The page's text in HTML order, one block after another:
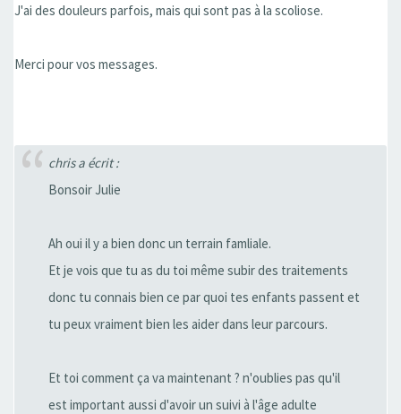
J'ai des douleurs parfois, mais qui sont pas à la scoliose.
Merci pour vos messages.
chris a écrit :
Bonsoir Julie
Ah oui il y a bien donc un terrain famliale.
Et je vois que tu as du toi même subir des traitements
donc tu connais bien ce par quoi tes enfants passent et
tu peux vraiment bien les aider dans leur parcours.
Et toi comment ça va maintenant ? n'oublies pas qu'il
est important aussi d'avoir un suivi à l'âge adulte